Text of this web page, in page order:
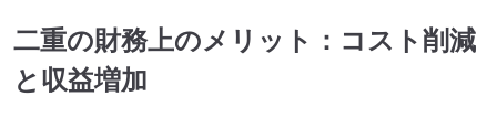
二重の財務上のメリット：コスト削減
と収益増加